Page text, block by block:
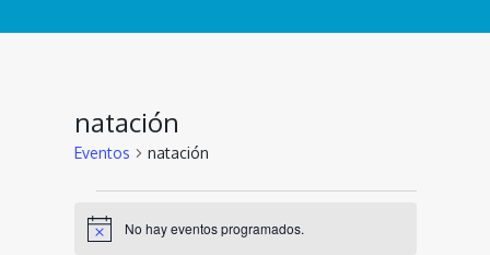
natación
Eventos natación
Eventos
Aviso No hay eventos programados.